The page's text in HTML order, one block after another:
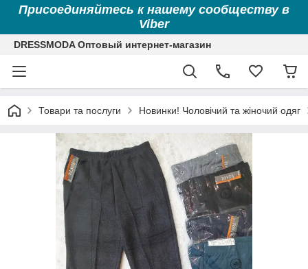
Присоединяйтесь к нашему сообществу в
Viber
DRESSMODA Оптовый интернет-магазин
Товари та послуги Новинки! Чоловічий та жіночий одяг